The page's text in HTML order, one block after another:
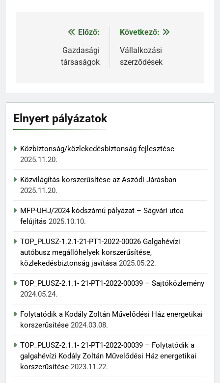
Bejegyzés
navigáció
Előző:
Gazdasági
társaságok
Következő:
Vállalkozási
szerződések
Elnyert pályázatok
Közbiztonság/közlekedésbiztonság fejlesztése
2025.11.20.
Közvilágítás korszerűsítése az Aszódi Járásban
2025.11.20.
MFP-UHJ/2024 kódszámú pályázat – Ságvári utca
felújítás 2025.10.10.
TOP_PLUSZ-1.2.1-21-PT1-2022-00026 Galgahévízi
autóbusz megállóhelyek korszerűsítése,
közlekedésbiztonság javítása 2025.05.22.
TOP_PLUSZ-2.1.1- 21-PT1-2022-00039 – Sajtóközlemény
2024.05.24.
Folytatódik a Kodály Zoltán Művelődési Ház energetikai
korszerűsítése 2024.03.08.
TOP_PLUSZ-2.1.1- 21-PT1-2022-00039 – Folytatódik a
galgahévízi Kodály Zoltán Művelődési Ház energetikai
korszerűsítése 2023.11.22.